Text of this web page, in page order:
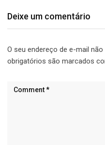
Deixe um comentário
O seu endereço de e-mail não
obrigatórios são marcados